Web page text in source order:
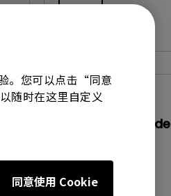
。您可以点击“同意
随时在这里自定义
同意使用 Cookie
使用手册
Quick Start Guide
档案大小: